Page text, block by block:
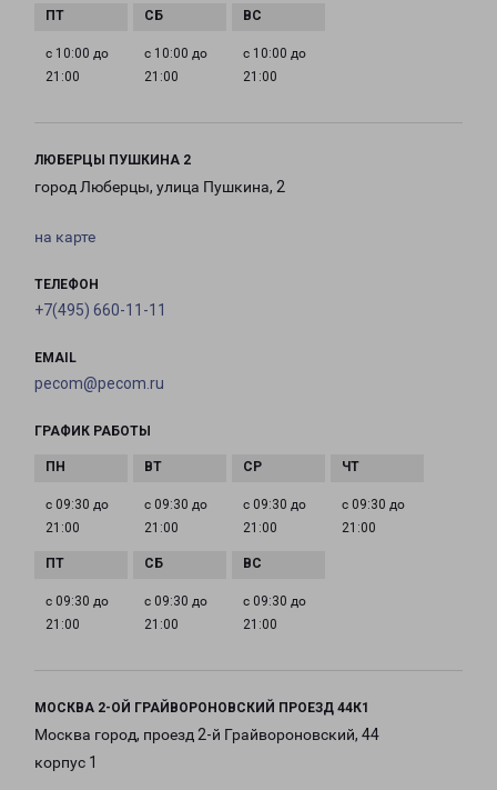
с 10:00 до
21:00
с 10:00 до
21:00
с 10:00 до
21:00
ЛЮБЕРЦЫ ПУШКИНА 2
город Люберцы, улица Пушкина, 2
на карте
ТЕЛЕФОН
+7(495) 660-11-11
EMAIL
pecom@pecom.ru
ГРАФИК РАБОТЫ
с 09:30 до
21:00
с 09:30 до
21:00
с 09:30 до
21:00
с 09:30 до
21:00
с 09:30 до
21:00
с 09:30 до
21:00
с 09:30 до
21:00
МОСКВА 2-ОЙ ГРАЙВОРОНОВСКИЙ ПРОЕЗД 44К1
Москва город, проезд 2-й Грайвороновский, 44
корпус 1